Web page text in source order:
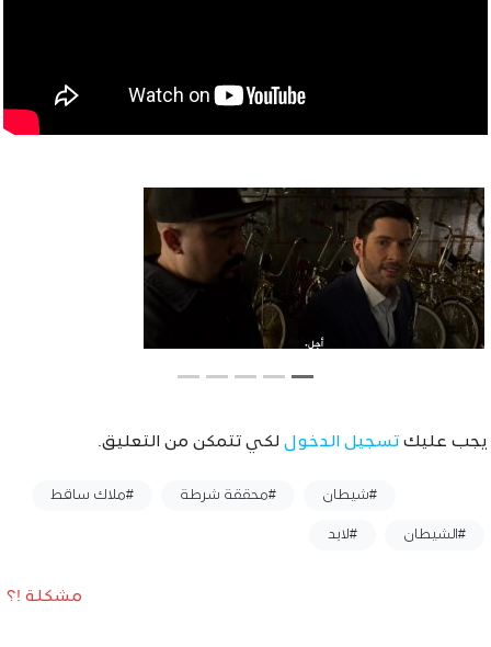
يجب عليك تسجيل الدخول لكي تتمكن من التعليق.
#شيطان #محققة شرطة #ملاك ساقط
#الشيطان #لابد
مشكلة !؟